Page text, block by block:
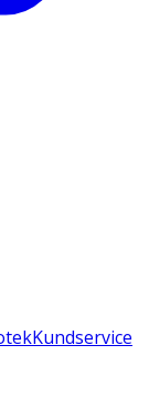
Kundservice